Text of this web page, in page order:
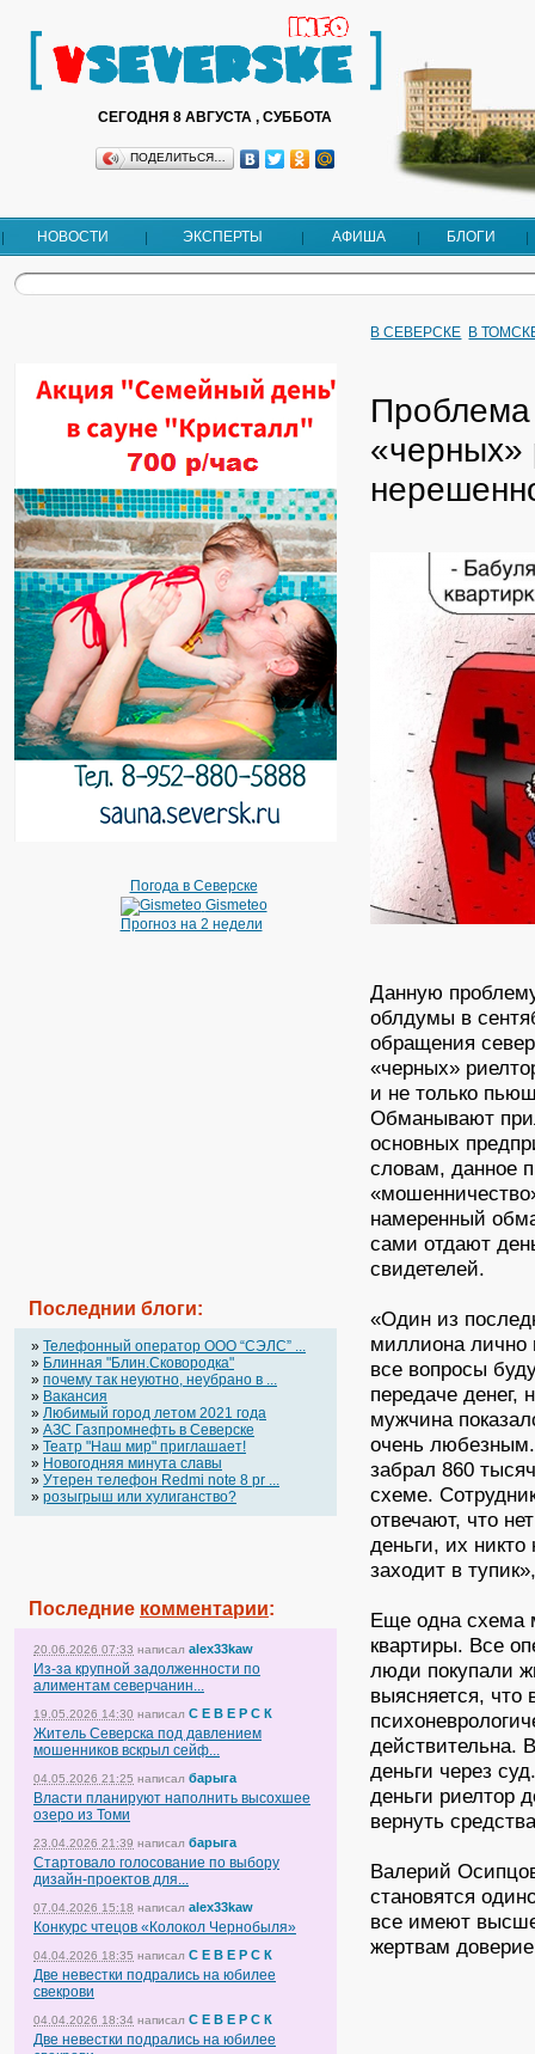
СЕГОДНЯ 8 АВГУСТА , СУББОТА
ПОДЕЛИТЬСЯ…
НОВОСТИ ЭКСПЕРТЫ АФИША БЛОГИ
Погода в Северске
Gismeteo
Прогноз на 2 недели
Последнии блоги:
» Телефонный оператор OOO “СЭЛС” ...
» Блинная "Блин.Сковородка"
» почему так неуютно, неубрано в ...
» Вакансия
» Любимый город летом 2021 года
» АЗС Газпромнефть в Северске
» Театр "Наш мир" приглашает!
» Новогодняя минута славы
» Утерен телефон Redmi note 8 pr ...
» розыгрыш или хулиганство?
Последние комментарии:
20.06.2026 07:33 написал alex33kaw
Из-за крупной задолженности по
алиментам северчанин...
19.05.2026 14:30 написал С Е В Е Р С К
Житель Северска под давлением
мошенников вскрыл сейф...
04.05.2026 21:25 написал барыга
Власти планируют наполнить высохшее
озеро из Томи
23.04.2026 21:39 написал барыга
Стартовало голосование по выбору
дизайн-проектов для...
07.04.2026 15:18 написал alex33kaw
Конкурс чтецов «Колокол Чернобыля»
04.04.2026 18:35 написал С Е В Е Р С К
Две невестки подрались на юбилее
свекрови
04.04.2026 18:34 написал С Е В Е Р С К
Две невестки подрались на юбилее
В СЕВЕРСКЕ В
Проблема
«черных»
Данную
облдумы в
обращения
«черных»
и не только
Обманывают
основных
словам, данное
намеренный
сами отдают
свидетелей.
«Один из
миллиона лично
все вопросы
передаче
мужчина
очень
забрал 860
схеме.
отвечают, что
деньги, их
заходит в
Еще одна схема
квартиры. Все
люди покупали
выясняется, что
действительна.
деньги через
деньги риелтор
вернуть
Валерий
становятся
все имеют
жертвам